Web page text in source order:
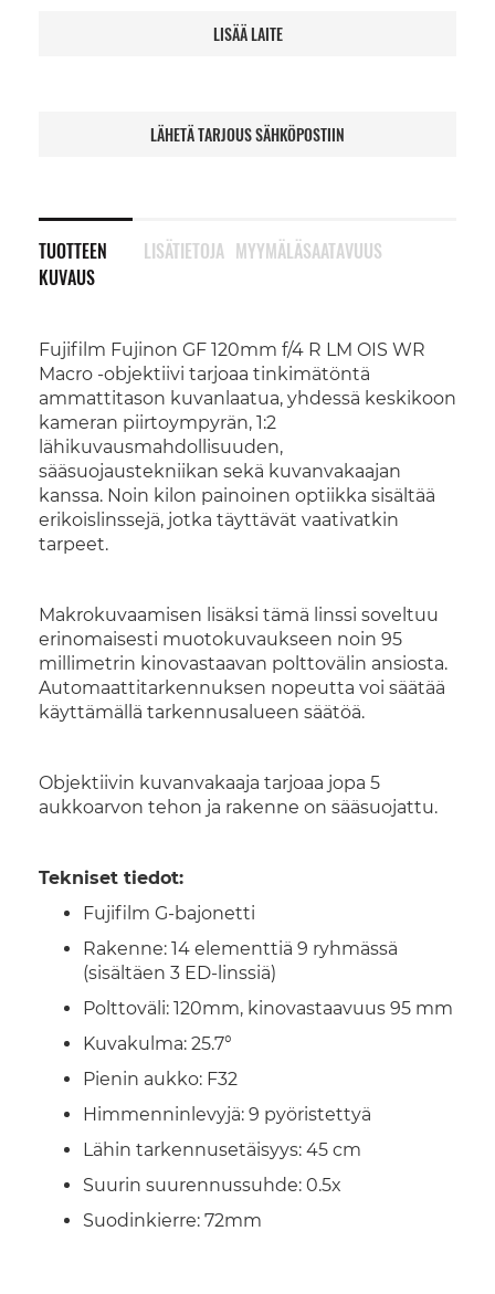
LISÄÄ LAITE
LÄHETÄ TARJOUS SÄHKÖPOSTIIN
TUOTTEEN
KUVAUS
Fujifilm Fujinon GF 120mm f/4 R LM OIS WR
Macro -objektiivi tarjoaa tinkimätöntä
ammattitason kuvanlaatua, yhdessä keskikoon
kameran piirtoympyrän, 1:2
lähikuvausmahdollisuuden,
sääsuojaustekniikan sekä kuvanvakaajan
kanssa. Noin kilon painoinen optiikka sisältää
erikoislinssejä, jotka täyttävät vaativatkin
tarpeet.
Makrokuvaamisen lisäksi tämä linssi soveltuu
erinomaisesti muotokuvaukseen noin 95
millimetrin kinovastaavan polttovälin ansiosta.
Automaattitarkennuksen nopeutta voi säätää
käyttämällä tarkennusalueen säätöä.
Objektiivin kuvanvakaaja tarjoaa jopa 5
aukkoarvon tehon ja rakenne on sääsuojattu.
Tekniset tiedot:
Fujifilm G-bajonetti
Rakenne: 14 elementtiä 9 ryhmässä
(sisältäen 3 ED-linssiä)
Polttoväli: 120mm, kinovastaavuus 95 mm
Kuvakulma: 25.7°
Pienin aukko: F32
Himmenninlevyjä: 9 pyöristettyä
Lähin tarkennusetäisyys: 45 cm
Suurin suurennussuhde: 0.5x
Suodinkierre: 72mm
LISÄTIETOJA MYYMÄLÄSAATAVUUS